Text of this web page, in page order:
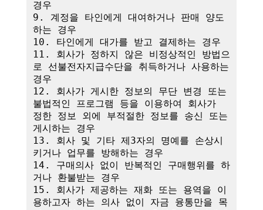
경우
9. 계정을 타인에게 대여하거나 판매 양도
하는 경우
10. 타인에게 대가를 받고 결제하는 경우
11. 회사가 정하지 않은 비정상적인 방법으
로 선불전자지급수단을 취득하거나 사용하는
경우
12. 회사가 게시한 정보의 무단 변경 또는
불법적인 프로그램 등을 이용하여 회사가
정한 정보 외에 부적절한 정보를 송신 또는
게시하는 경우
13. 회사 및 기타 제3자의 명예를 손상시
키거나 업무를 방해하는 경우
14. 구매의사 없이 반복적인 구매행위를 하
거나 환불받는 경우
15. 회사가 제공하는 재화 또는 용역을 이
용하고자 하는 의사 없이 자금 융통만을 목